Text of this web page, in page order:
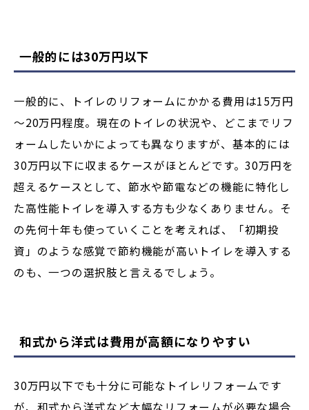
一般的には30万円以下
一般的に、トイレのリフォームにかかる費用は15万円
～20万円程度。現在のトイレの状況や、どこまでリフ
ォームしたいかによっても異なりますが、基本的には
30万円以下に収まるケースがほとんどです。30万円を
超えるケースとして、節水や節電などの機能に特化し
た高性能トイレを導入する方も少なくありません。そ
の先何十年も使っていくことを考えれば、「初期投
資」のような感覚で節約機能が高いトイレを導入する
のも、一つの選択肢と言えるでしょう。
和式から洋式は費用が高額になりやすい
30万円以下でも十分に可能なトイレリフォームです
が、和式から洋式など大幅なリフォームが必要な場合